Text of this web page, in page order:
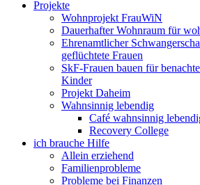
Projekte
Wohnprojekt FrauWiN
Dauerhafter Wohnraum für
Ehrenamtlicher
geflüchtete Frauen
SkF-Frauen bauen für
Kinder
Projekt Daheim
Wahnsinnig lebendig
Café wahnsinnig
Recovery College
ich brauche Hilfe
Allein erziehend
Familienprobleme
Probleme bei Finanzen